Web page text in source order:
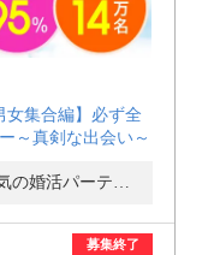
女集合編】必ず全
～真剣な出会い～
募集終了